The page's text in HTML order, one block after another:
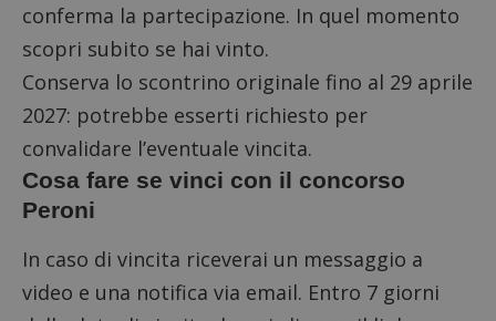
conferma la partecipazione. In quel momento
scopri subito se hai vinto.
Conserva lo scontrino originale fino al 29 aprile
2027: potrebbe esserti richiesto per
convalidare l’eventuale vincita.
Cosa fare se vinci con il concorso
Peroni
In caso di vincita riceverai un messaggio a
video e una notifica via email. Entro 7 giorni